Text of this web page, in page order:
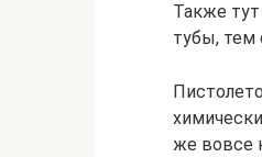
Также
тубы, тем
же вовсе